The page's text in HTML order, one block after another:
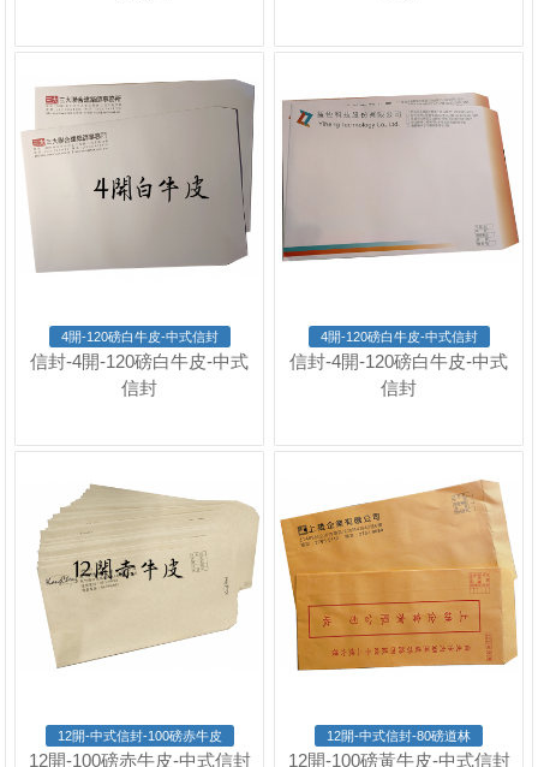
4開-120磅白牛皮-中式信封
信封-4開-120磅白牛皮-中式
信封
4開-120磅白牛皮-中式信封
信封-4開-120磅白牛皮-中式
信封
12開-中式信封-100磅赤牛皮
12開-100磅赤牛皮-中式信封
12開-中式信封-80磅道林
12開-100磅黃牛皮-中式信封